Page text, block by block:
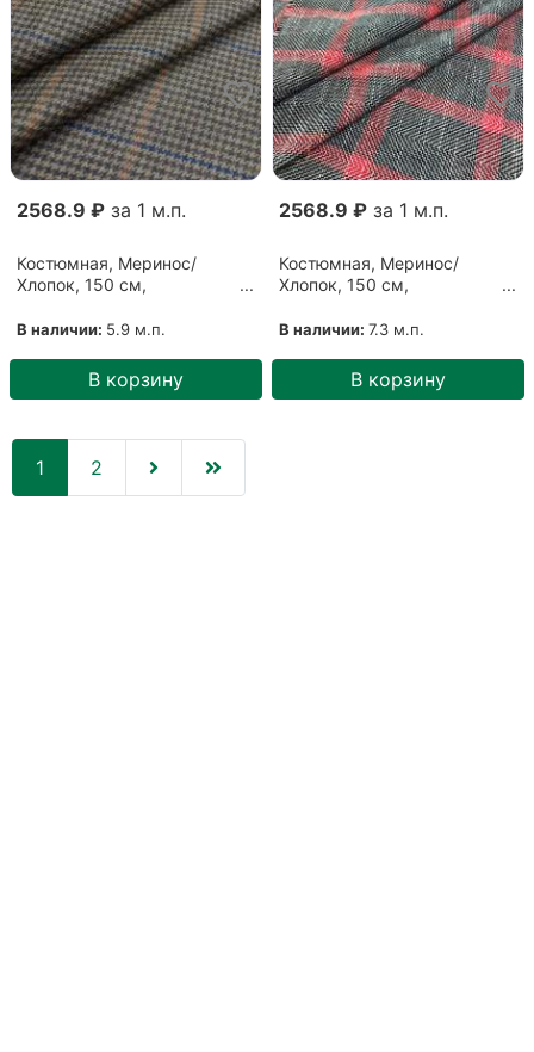
2568.9 ₽ за 1 м.п.
Костюмная, Меринос/
Хлопок, 150 см,
(0510211)
В наличии: 5.9 м.п.
В корзину
2568.9 ₽ за 1 м.п.
Костюмная, Меринос/
Хлопок, 150 см,
черный (19082011)
В наличии: 7.3 м.п.
В корзину
1 (current)
2